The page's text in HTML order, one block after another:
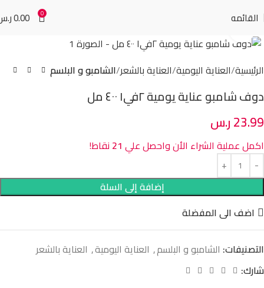
القائمه 0
0.00
الرئيسية العناية اليومية العناية بالشعر الشامبو و البلسم
دوف شامبو عناية يومية ٢في١ ٤٠٠ مل
23.99ر.س
اكمل عملية الشراء الأن واحصل علي 21 نقاط!
إضافة إلى السلة
اضف الى المفضلة
التصنيفات: الشامبو و البلسم, العناية اليومية, العناية بالشعر
شارك: